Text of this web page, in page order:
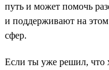
путь и может помочь
и поддерживают на
сфер.
Если ты уже решил, что